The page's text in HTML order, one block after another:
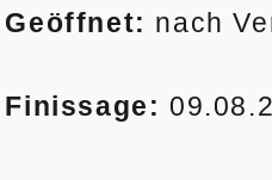
Geöffnet: nach
Finissage: